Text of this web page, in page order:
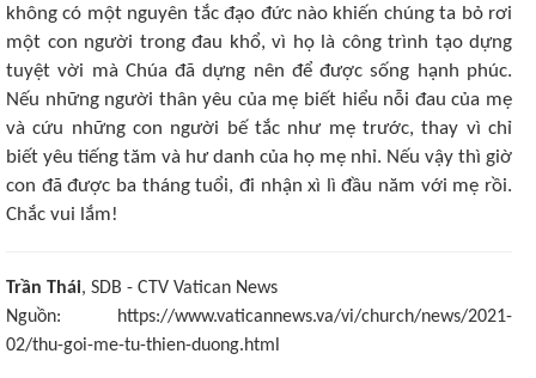
không có một nguyên tắc đạo đức nào khiến chúng ta bỏ rơi
một con người trong đau khổ, vì họ là công trình tạo dựng
tuyệt vời mà Chúa đã dựng nên để được sống hạnh phúc.
Nếu những người thân yêu của mẹ biết hiểu nỗi đau của mẹ
và cứu những con người bế tắc như mẹ trước, thay vì chỉ
biết yêu tiếng tăm và hư danh của họ mẹ nhỉ. Nếu vậy thì giờ
con đã được ba tháng tuổi, đi nhận xì lì đầu năm với mẹ rồi.
Chắc vui lắm!
Trần Thái, SDB - CTV Vatican News
Nguồn: https://www.vaticannews.va/vi/church/news/2021-
02/thu-goi-me-tu-thien-duong.html